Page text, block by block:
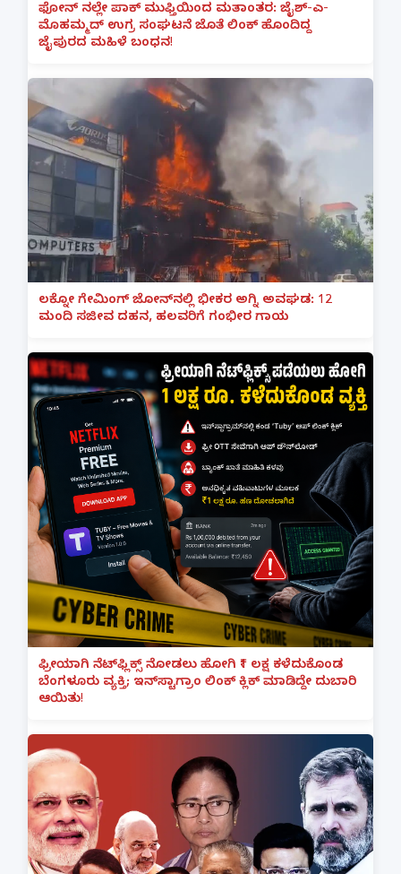
ಫೋನ್ ನಲ್ಲೇ ಪಾಕ್ ಮುಫ್ತಿಯಿಂದ ಮತಾಂತರ: ಜೈಶ್-ಎ-
ಮೊಹಮ್ಮದ್ ಉಗ್ರ ಸಂಘಟನೆ ಜೊತೆ ಲಿಂಕ್ ಹೊಂದಿದ್ದ
ಜೈಪುರದ ಮಹಿಳೆ ಬಂಧನ!
ಲಕ್ನೋ ಗೇಮಿಂಗ್ ಜೋನ್‌ನಲ್ಲಿ ಭೀಕರ ಅಗ್ನಿ ಅವಘಡ: 12
ಮಂದಿ ಸಜೀವ ದಹನ, ಹಲವರಿಗೆ ಗಂಭೀರ ಗಾಯ
ಫ್ರೀಯಾಗಿ ನೆಟ್‌ಫ್ಲಿಕ್ಸ್ ನೋಡಲು ಹೋಗಿ ₹1 ಲಕ್ಷ ಕಳೆದುಕೊಂಡ
ಬೆಂಗಳೂರು ವ್ಯಕ್ತಿ; ಇನ್‌ಸ್ಟಾಗ್ರಾಂ ಲಿಂಕ್ ಕ್ಲಿಕ್ ಮಾಡಿದ್ದೇ ದುಬಾರಿ
ಆಯಿತು!